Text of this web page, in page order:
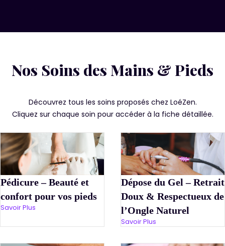
Nos Soins des Mains & Pieds
Découvrez tous les soins proposés chez LoéZen.
Cliquez sur chaque soin pour accéder à la fiche détaillée.
Pédicure – Beauté et
confort pour vos pieds
Savoir Plus
Dépose du Gel – Retrait
Doux & Respectueux de
l’Ongle Naturel
Savoir Plus